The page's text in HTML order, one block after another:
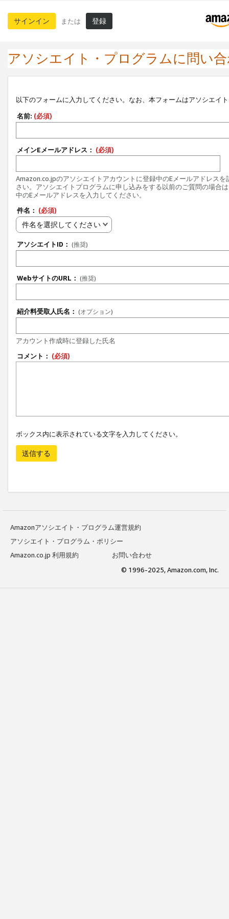
サインイン または 登録
アソシエイト・プログラムに問い
以下のフォームに入力してください。なお、本フォームはアソシエイ
名前: (必須)
メインEメールアドレス： (必須)
Amazon.co.jpのアソシエイトアカウントに登録中のEメールアドレスを
さい。アソシエイトプログラムに申し込みをする以前のご質問の場合
中のEメールアドレスを入力してください。
件名： (必須)
件名を選択してください
アソシエイトID： (推奨)
WebサイトのURL： (推奨)
紹介料受取人氏名： (オプション)
アカウント作成時に登録した氏名
コメント： (必須)
ボックス内に表示されている文字を入力してください。
送信する
Amazonアソシエイト・プログラム運営規約
アソシエイト・プログラム・ポリシー
Amazon.co.jp 利用規約
お問い合わせ
© 1996-2025, Amazon.com, Inc.